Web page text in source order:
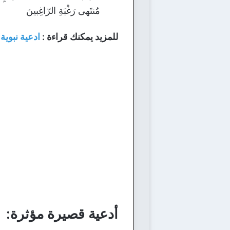
مُنتَهى رَغْبَةِ الرّاغِبينَ
للمزيد يمكنك قراءة : ادعية
أدعية قصيرة مؤثرة: